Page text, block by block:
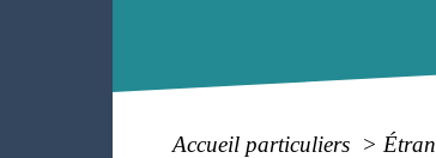
Accueil particuliers >